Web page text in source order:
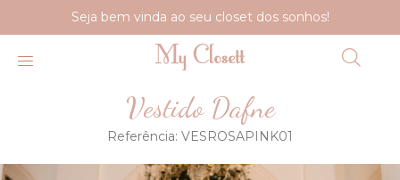
Seja bem vinda ao seu closet dos sonhos!
Vestido Dafne
Referência: VESROSAPINK01